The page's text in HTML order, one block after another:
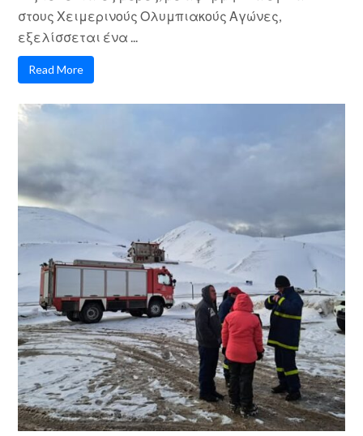
στους Χειμερινούς Ολυμπιακούς Αγώνες,
εξελίσσεται ένα ...
Read More